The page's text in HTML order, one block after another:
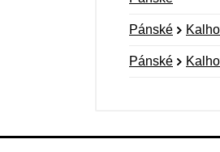
Pánské
Pánské